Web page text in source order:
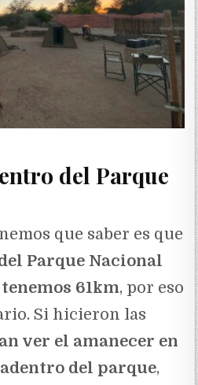
del Parque
que saber es que
Parque Nacional
61km, por eso
Si hicieron las
ver el amanecer en
del parque,